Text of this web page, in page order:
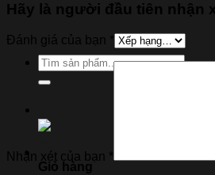
Tìm
kiếm:
Giỏ hàng
Hãy là người đầu tiên nhận
Đánh giá của bạn *
Nhận xét của bạn *